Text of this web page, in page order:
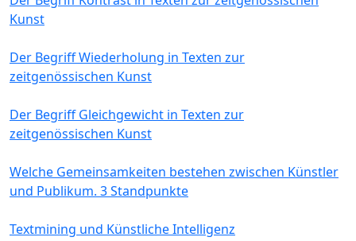
Kunst
Der Begriff Wiederholung in Texten zur
zeitgenössischen Kunst
Der Begriff Gleichgewicht in Texten zur
zeitgenössischen Kunst
Welche Gemeinsamkeiten bestehen zwischen Künstler
und Publikum. 3 Standpunkte
Textmining und Künstliche Intelligenz